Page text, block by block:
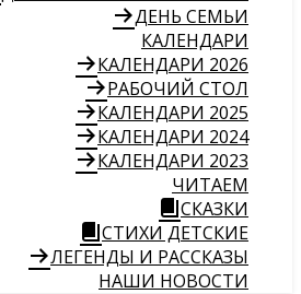
ДЕНЬ СЕМЬИ
КАЛЕНДАРИ
КАЛЕНДАРИ 2026
РАБОЧИЙ СТОЛ
КАЛЕНДАРИ 2025
КАЛЕНДАРИ 2024
КАЛЕНДАРИ 2023
ЧИТАЕМ
СКАЗКИ
СТИХИ ДЕТСКИЕ
ЛЕГЕНДЫ И РАССКАЗЫ
НАШИ НОВОСТИ